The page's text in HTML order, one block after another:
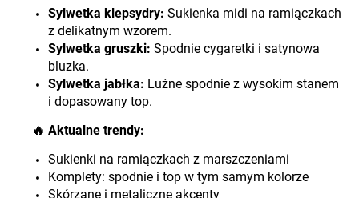
Sylwetka klepsydry: Sukienka midi na ramiączkach
z delikatnym wzorem.
Sylwetka gruszki: Spodnie cygaretki i satynowa
bluzka.
Sylwetka jabłka: Luźne spodnie z wysokim stanem
i dopasowany top.
🔥 Aktualne trendy:
Sukienki na ramiączkach z marszczeniami
Komplety: spodnie i top w tym samym kolorze
Skórzane i metaliczne akcenty